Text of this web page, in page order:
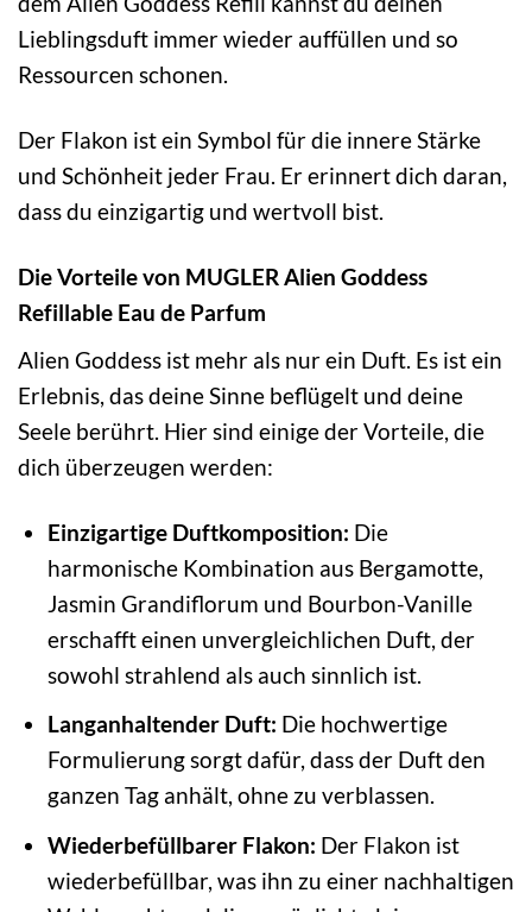
Lieblingsduft immer wieder auffüllen und so
Ressourcen schonen.
Der Flakon ist ein Symbol für die innere Stärke
und Schönheit jeder Frau. Er erinnert dich daran,
dass du einzigartig und wertvoll bist.
Die Vorteile von MUGLER Alien Goddess
Refillable Eau de Parfum
Alien Goddess ist mehr als nur ein Duft. Es ist ein
Erlebnis, das deine Sinne beflügelt und deine
Seele berührt. Hier sind einige der Vorteile, die
dich überzeugen werden:
Einzigartige Duftkomposition: Die
harmonische Kombination aus Bergamotte,
Jasmin Grandiflorum und Bourbon-Vanille
erschafft einen unvergleichlichen Duft, der
sowohl strahlend als auch sinnlich ist.
Langanhaltender Duft: Die hochwertige
Formulierung sorgt dafür, dass der Duft den
ganzen Tag anhält, ohne zu verblassen.
Wiederbefüllbarer Flakon: Der Flakon ist
wiederbefüllbar, was ihn zu einer nachhaltigen